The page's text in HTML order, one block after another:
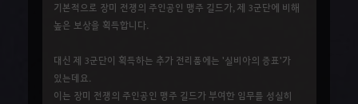
기본적으로 장미 전쟁의 주인공인 맹주 길드가, 제 3군단에 비해
높은 보상을 획득합니다.
대신 제 3군단이 획득하는 추가 전리품에는 '실비아의 증표'가
있는데요.
이는 장미 전쟁의 주인공인 맹주 길드가 부여한 임무를 성실히